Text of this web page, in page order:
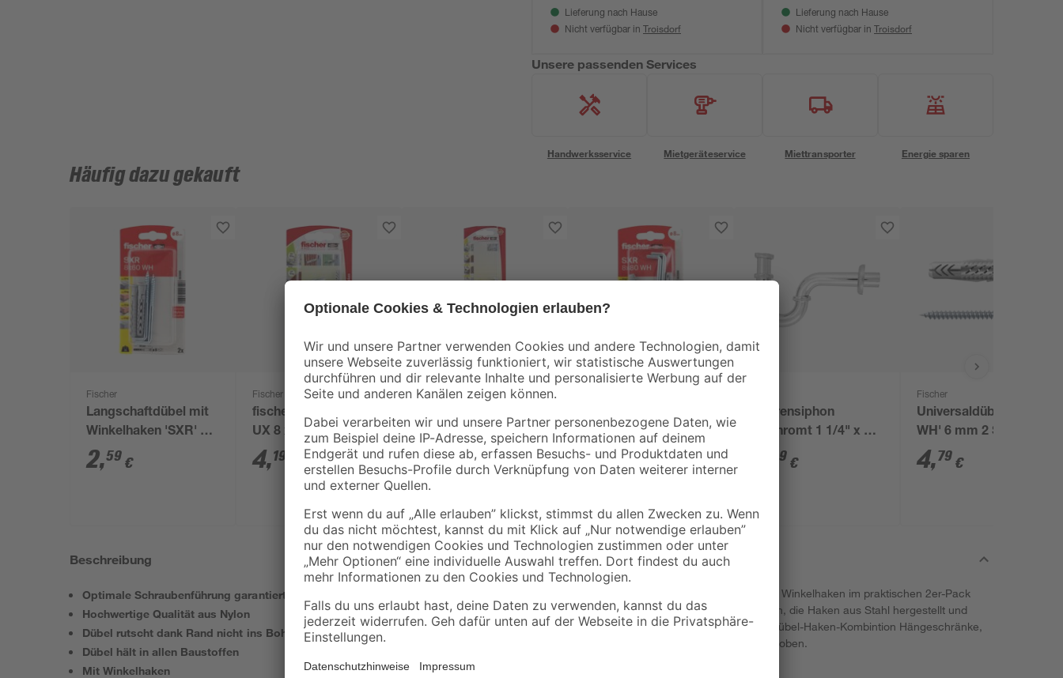
Lieferung nach Hause
Nicht verfügbar in Troisdorf
Lieferung nach Hause
Nicht verfügbar in Troisdorf
Unsere passenden Services
Handwerksservice Mietgeräteservice Miettransporter Energie sparen
Häufig dazu gekauft
Fischer
Langschaftdübel mit
Winkelhaken 'SXR' 8 x
60 mm 4-teilig
2,59 €
Fischer
fischer Universaldübel
UX 8 x 50 WH mit
Winkelhaken 4 Stück
4,19
Fischer
Langschaftdübel SXR
10x100 WH mit
Winkelhaken 2 Stück
4,99 €
Winkelhaken 'SXR' 8 x
80 mm 4-teilig
3,49 €
Röhrensiphon
verchromt 1 1/4" x 32
99 €
Fischer
Universaldübel 'UX
WH' 6 mm 2 Stück
4,79 €
Beschreibung
Optimale Schraubenführung garantiert maximalen Halt
Hochwertige Qualität aus Nylon
Dübel rutscht dank Rand nicht ins Bohrloch
Dübel hält in allen Baustoffen
Mit Winkelhaken
Die Universaldübel von Fischer werden inklusive Winkelhaken im praktischen 2er-Pack
geliefert. Die Dübel sind aus hochwertigem Nylon, die Haken aus Stahl hergestellt und
daher besonders stabil. Befestigen Sie mit der Dübel-Haken-Kombintion Hängeschränke,
Wandregale, schwere Spiegel oder auch Garderoben.